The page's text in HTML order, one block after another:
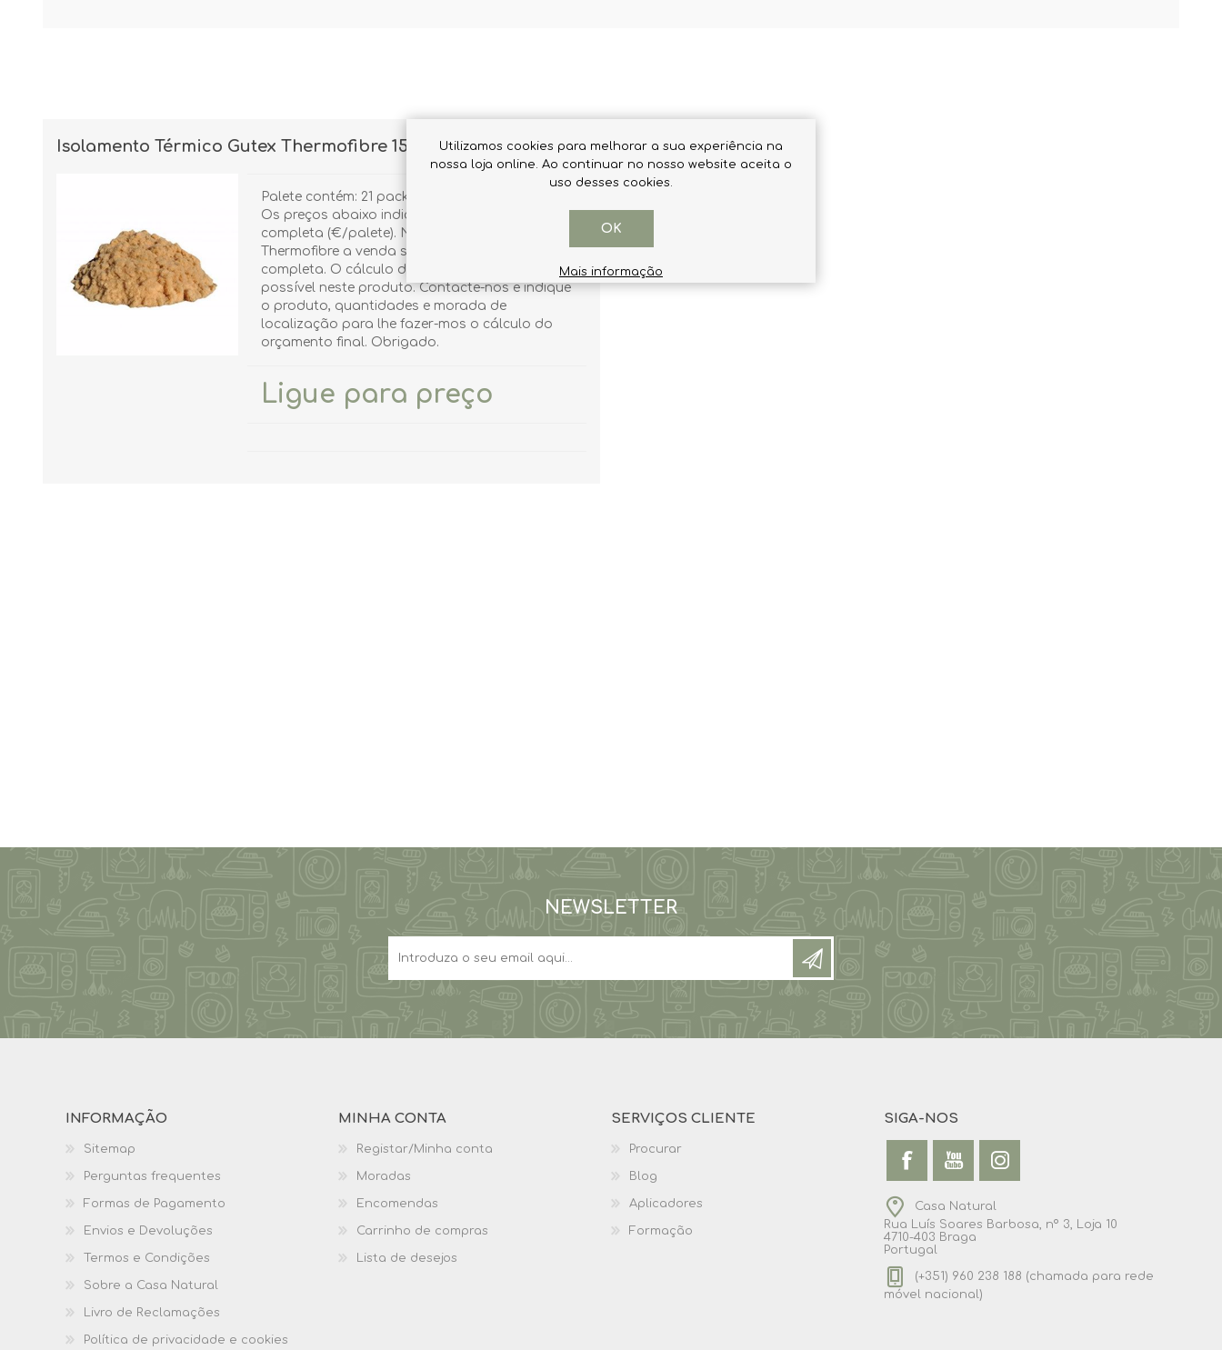
Isolamento Térmico Gutex Thermofibre 15 Kg pack
Palete contém: 21 packs de 15 Kg. Total 330 kg.
Os preços abaixo indicados são por palete
completa (€/palete). Neste Isolamento Gutex
Thermofibre a venda só é efectuada em palete
completa. O cálculo do transporte não é
possível neste produto. Contacte-nos e indique
o produto, quantidades e morada de
localização para lhe fazer-mos o cálculo do
orçamento final. Obrigado.
Ligue para preço
NEWSLETTER
INFORMAÇÃO
Sitemap
Perguntas frequentes
Formas de Pagamento
Envios e Devoluções
Termos e Condições
Sobre a Casa Natural
Livro de Reclamações
Política de privacidade e cookies
MINHA CONTA
Registar/Minha conta
Moradas
Encomendas
Carrinho de compras
Lista de desejos
SERVIÇOS CLIENTE
Procurar
Blog
Aplicadores
Formação
SIGA-NOS
Casa Natural
Rua Luís Soares Barbosa, nº 3, Loja 10
4710-403 Braga
Portugal
(+351) 960 238 188 (chamada para rede
móvel nacional)
Utilizamos cookies para melhorar a sua experiência na
nossa loja online. Ao continuar no nosso website aceita o
uso desses cookies.
OK
Mais informação